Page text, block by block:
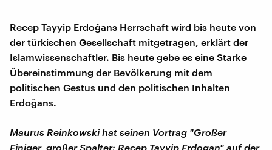
Recep Tayyip Erdoğans Herrschaft wird bis heute von
der türkischen Gesellschaft mitgetragen, erklärt der
Islamwissenschaftler. Bis heute gebe es eine Starke
Übereinstimmung der Bevölkerung mit dem
politischen Gestus und den politischen Inhalten
Erdoğans.
Maurus Reinkowski hat seinen Vortrag "Großer
Einiger, großer Spalter: Recep Tayyip Erdogan" auf der